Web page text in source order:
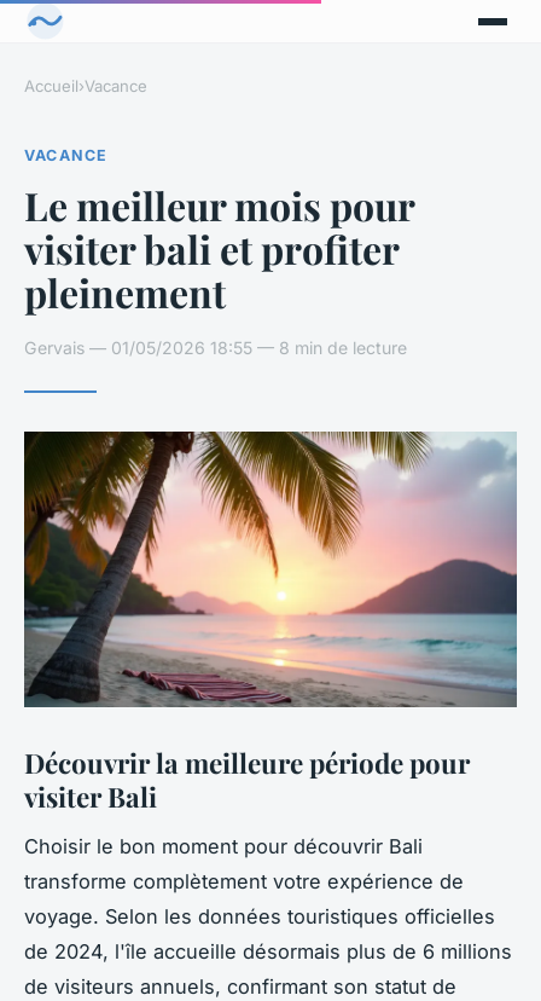
Accueil›Vacance
VACANCE
Le meilleur mois pour
visiter bali et profiter
pleinement
Gervais — 01/05/2026 18:55 — 8 min de lecture
Découvrir la meilleure période pour
visiter Bali
Choisir le bon moment pour découvrir Bali
transforme complètement votre expérience de
voyage. Selon les données touristiques officielles
de 2024, l'île accueille désormais plus de 6 millions
de visiteurs annuels, confirmant son statut de